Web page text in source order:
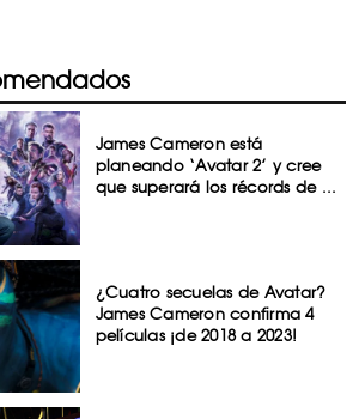
James Cameron está
planeando ‘Avatar 2’ y cree
que superará los récords de ...
¿Cuatro secuelas de Avatar?
James Cameron confirma 4
películas ¡de 2018 a 2023!